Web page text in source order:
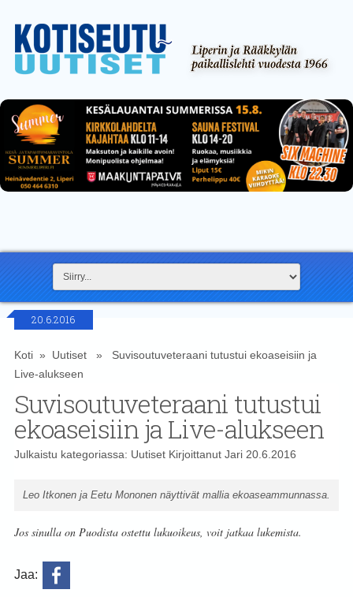
20.6.2016
Koti» Uutiset» Suvisoutuveteraani tutustui ekoaseisiin ja
Live-alukseen
Suvisoutuveteraani tutustui
ekoaseisiin ja Live-alukseen
Julkaistu kategoriassa: UutisetKirjoittanut Jari20.6.2016
Leo Itkonen ja Eetu Mononen näyttivät mallia ekoaseammunnassa.
Jos sinulla on Puodista ostettu lukuoikeus, voit jatkaa lukemista.
Jaa: